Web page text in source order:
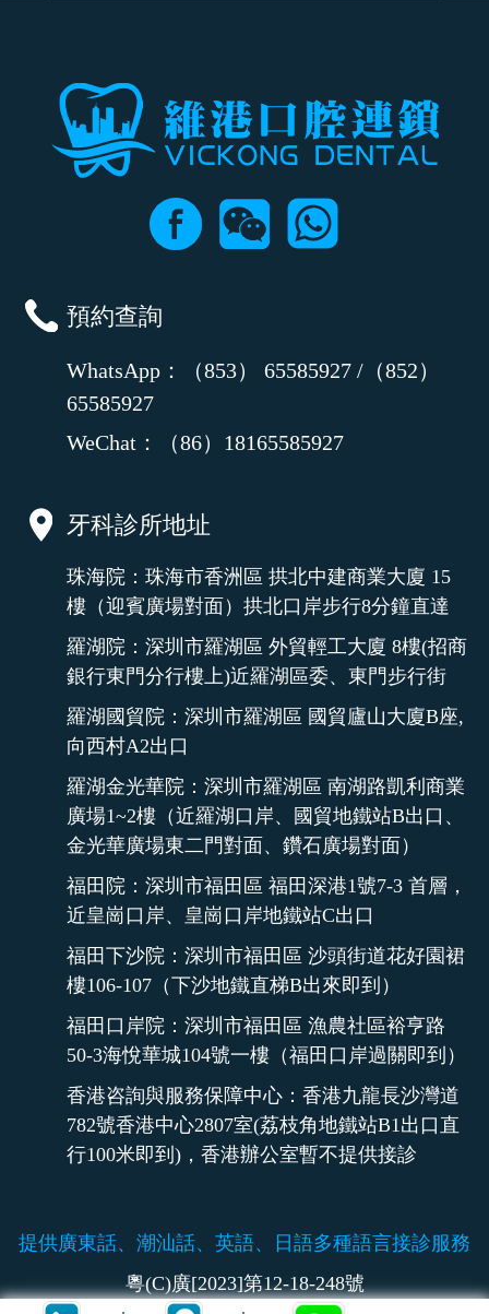
預約查詢
WhatsApp：（853） 65585927 /（852）
65585927
WeChat：（86）18165585927
牙科診所地址
珠海院：珠海市香洲區 拱北中建商業大廈 15
樓（迎賓廣場對面）拱北口岸步行8分鐘直達
羅湖院：深圳市羅湖區 外貿輕工大廈 8樓(招商
銀行東門分行樓上)近羅湖區委、東門步行街
羅湖國貿院：深圳市羅湖區 國貿廬山大廈B座,
向西村A2出口
羅湖金光華院：深圳市羅湖區 南湖路凱利商業
廣場1~2樓（近羅湖口岸、國貿地鐵站B出口、
金光華廣場東二門對面、鑽石廣場對面）
福田院：深圳市福田區 福田深港1號7-3 首層，
近皇崗口岸、皇崗口岸地鐵站C出口
福田下沙院：深圳市福田區 沙頭街道花好園裙
樓106-107（下沙地鐵直梯B出來即到）
福田口岸院：深圳市福田區 漁農社區裕亨路
50-3海悅華城104號一樓（福田口岸過關即到）
香港咨詢與服務保障中心：香港九龍長沙灣道
782號香港中心2807室(荔枝角地鐵站B1出口直
行100米即到)，香港辦公室暫不提供接診
提供廣東話、潮汕話、英語、日語多種語言接診服務
粵(C)廣[2023]第12-18-248號